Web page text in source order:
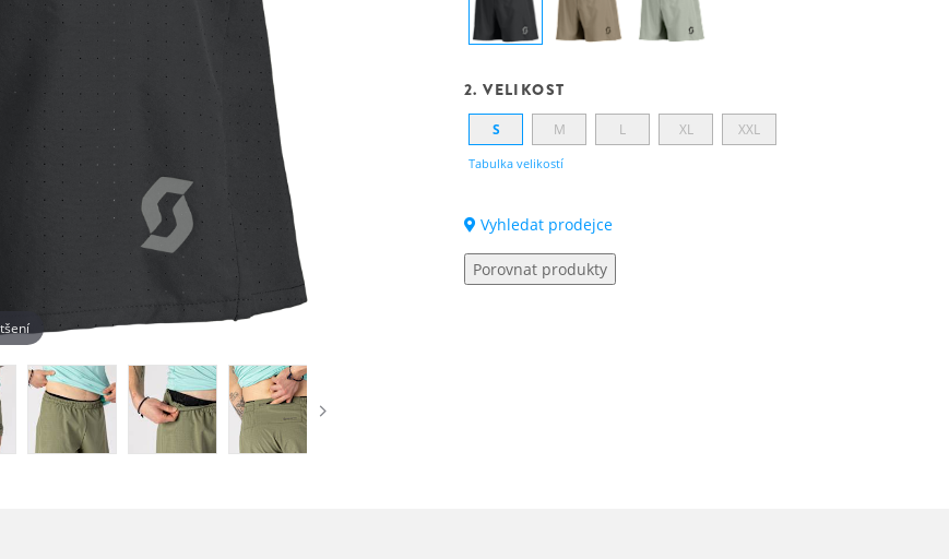
2. VELIKOST
S M L XL XXL
Tabulka velikostí
Vyhledat prodejce
Porovnat produkty